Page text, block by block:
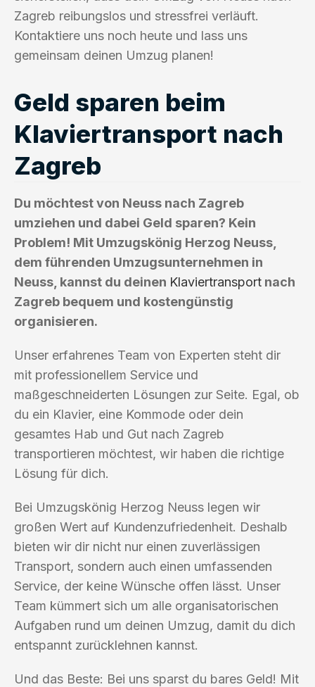
Zagreb reibungslos und stressfrei verläuft.
Kontaktiere uns noch heute und lass uns
gemeinsam deinen Umzug planen!
Geld sparen beim
Klaviertransport nach
Zagreb
Du möchtest von Neuss nach Zagreb
umziehen und dabei Geld sparen? Kein
Problem! Mit Umzugskönig Herzog Neuss,
dem führenden Umzugsunternehmen in
Neuss, kannst du deinen Klaviertransport nach
Zagreb bequem und kostengünstig
organisieren.
Unser erfahrenes Team von Experten steht dir
mit professionellem Service und
maßgeschneiderten Lösungen zur Seite. Egal, ob
du ein Klavier, eine Kommode oder dein
gesamtes Hab und Gut nach Zagreb
transportieren möchtest, wir haben die richtige
Lösung für dich.
Bei Umzugskönig Herzog Neuss legen wir
großen Wert auf Kundenzufriedenheit. Deshalb
bieten wir dir nicht nur einen zuverlässigen
Transport, sondern auch einen umfassenden
Service, der keine Wünsche offen lässt. Unser
Team kümmert sich um alle organisatorischen
Aufgaben rund um deinen Umzug, damit du dich
entspannt zurücklehnen kannst.
Und das Beste: Bei uns sparst du bares Geld! Mit